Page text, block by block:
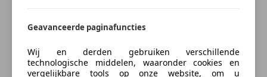
Contact aanbieder
Wij zullen jouw e-mailadres gebruiken in overeenstemming met ons
privacybeleid, bijv. voor aanbevelingen voor voertuigen. Het is mogelijk
Geavanceerde paginafuncties
Wij en derden gebruiken verschillende
technologische middelen, waaronder cookies en
vergelijkbare tools op onze website, om u